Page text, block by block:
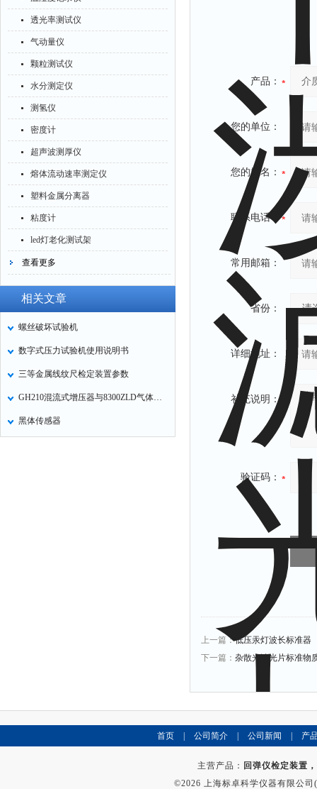
透光率测试仪
气动量仪
颗粒测试仪
水分测定仪
测氢仪
密度计
超声波测厚仪
熔体流动速率测定仪
塑料金属分离器
粘度计
led灯老化测试架
查看更多
相关文章
螺丝破坏试验机
数字式压力试验机使用说明书
三等金属线纹尺检定装置参数
GH210混流式增压器与8300ZLD气体机增压匹配的试验研究
黑体传感器
产品：
您的单位：
您的姓名：
联系电话：
常用邮箱：
省份：
详细地址：
补充说明：
验证码：
上一篇：低压汞灯波长标准器
下一篇： 杂散光滤光片标准物
首页 公司简介 公司新闻 产
主营产品： 回弹仪检定装置
©2026 上海标卓科学仪器有限公